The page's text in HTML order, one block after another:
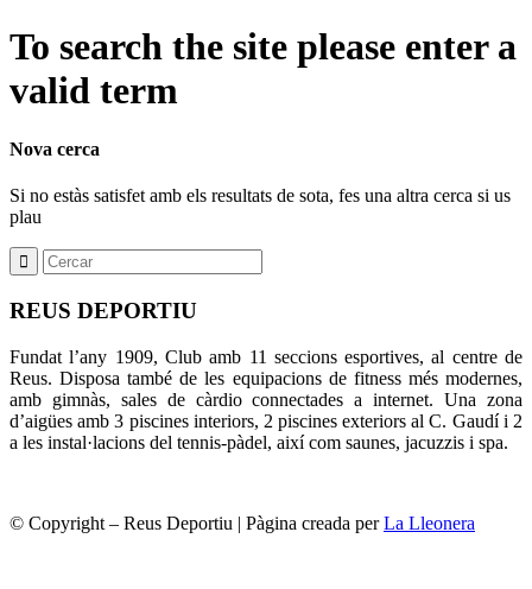
To search the site please enter a
valid term
Nova cerca
Si no estàs satisfet amb els resultats de sota, fes una altra cerca si us
plau
REUS DEPORTIU
Fundat l’any 1909, Club amb 11 seccions esportives, al centre de
Reus. Disposa també de les equipacions de fitness més modernes,
amb gimnàs, sales de càrdio connectades a internet. Una zona
d’aigües amb 3 piscines interiors, 2 piscines exteriors al C. Gaudí i 2
a les instal·lacions del tennis-pàdel, així com saunes, jacuzzis i spa.
© Copyright – Reus Deportiu | Pàgina creada perLa Lleonera